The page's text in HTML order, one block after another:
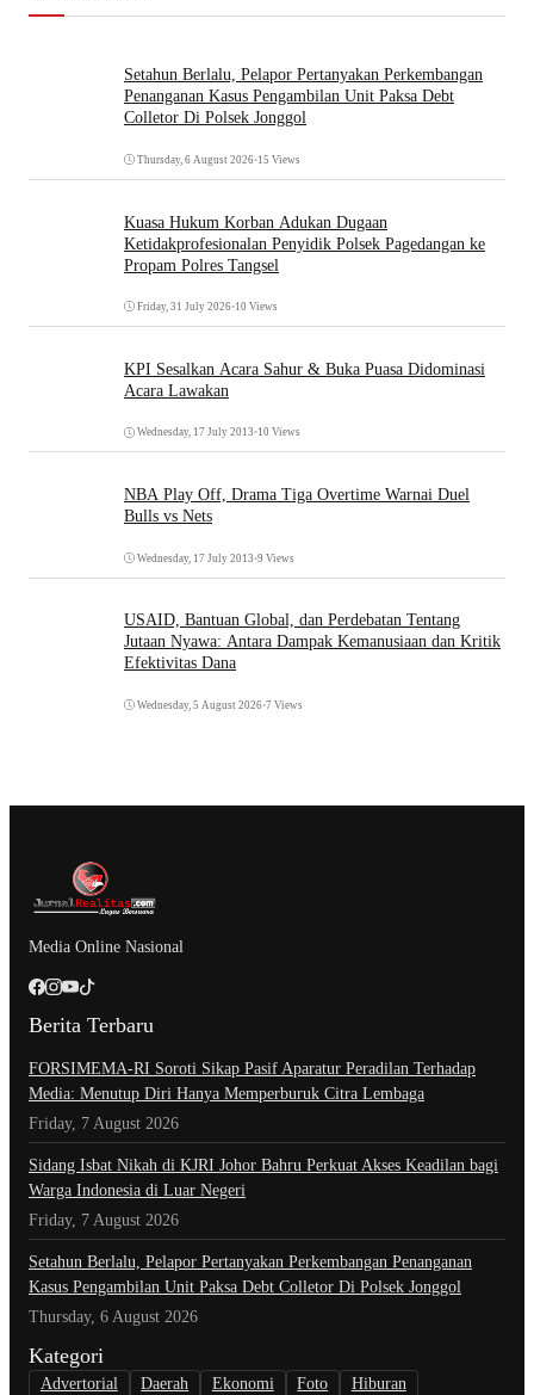
Setahun Berlalu, Pelapor Pertanyakan Perkembangan
Penanganan Kasus Pengambilan Unit Paksa Debt
Colletor Di Polsek Jonggol
Thursday, 6 August 2026•15 Views
Kuasa Hukum Korban Adukan Dugaan
Ketidakprofesionalan Penyidik Polsek Pagedangan ke
Propam Polres Tangsel
Friday, 31 July 2026•10 Views
KPI Sesalkan Acara Sahur & Buka Puasa Didominasi
Acara Lawakan
Wednesday, 17 July 2013 •10 Views
NBA Play Off, Drama Tiga Overtime Warnai Duel
Bulls vs Nets
Wednesday, 17 July 2013 •9 Views
USAID, Bantuan Global, dan Perdebatan Tentang
Jutaan Nyawa: Antara Dampak Kemanusiaan dan Kritik
Efektivitas Dana
Wednesday, 5 August 2026•7 Views
Media Online Nasional
Berita Terbaru
​FORSIMEMA-RI Soroti Sikap Pasif Aparatur Peradilan Terhadap
Media: Menutup Diri Hanya Memperburuk Citra Lembaga
Friday, 7 August 2026
Sidang Isbat Nikah di KJRI Johor Bahru Perkuat Akses Keadilan bagi
Warga Indonesia di Luar Negeri
Friday, 7 August 2026
Setahun Berlalu, Pelapor Pertanyakan Perkembangan Penanganan
Kasus Pengambilan Unit Paksa Debt Colletor Di Polsek Jonggol
Thursday, 6 August 2026
Kategori
Advertorial Daerah Ekonomi Foto Hiburan